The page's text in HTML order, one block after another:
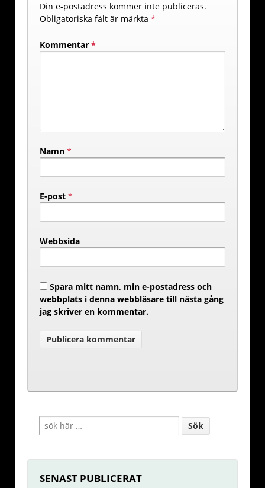
Din e-postadress kommer inte publiceras.
Obligatoriska fält är märkta *
Kommentar *
Namn *
E-post *
Webbsida
Spara mitt namn, min e-postadress och
webbplats i denna webbläsare till nästa gång
jag skriver en kommentar.
SENAST PUBLICERAT